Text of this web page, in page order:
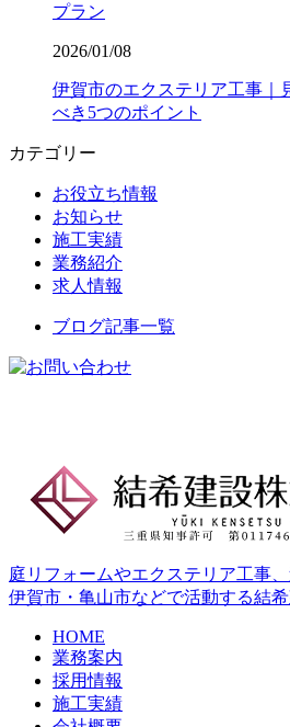
プラン
2026/01/08
伊賀市のエクステリア工事｜
べき5つのポイント
カテゴリー
お役立ち情報
お知らせ
施工実績
業務紹介
求人情報
ブログ記事一覧
庭リフォームやエクステリア工事
伊賀市・亀山市などで活動する結
HOME
業務案内
採用情報
施工実績